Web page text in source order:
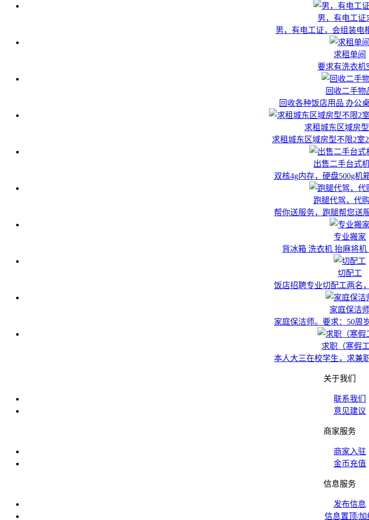
男，有电工证
男，有电工证，会组装电
求租单间
要求有洗衣机
回收二手物
回收各种饭店用品 办公
求租城东区域房
求租城东区域房型不限2室
出售二手台式
双核4g内存，硬盘500g机
跑腿代驾，代
帮你送服务，跑腿帮您送
专业搬家
背冰箱 洗衣机 抬麻将
切配工
饭店招聘专业切配工两名
家庭保洁师
家庭保洁师。要求：50周
求职（寒假工
本人大三在校学生，求兼
关于我们
联系我们
意见建议
商家服务
商家入驻
金币充值
信息服务
发布信息
信息置顶/加